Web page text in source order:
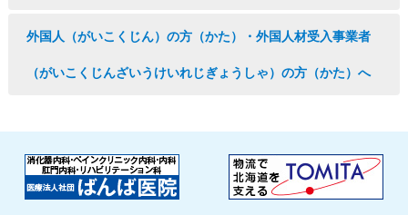
外国人（がいこくじん）の方（かた）・外国人材受入事業者
（がいこくじんざいうけいれじぎょうしゃ）の方（かた）へ